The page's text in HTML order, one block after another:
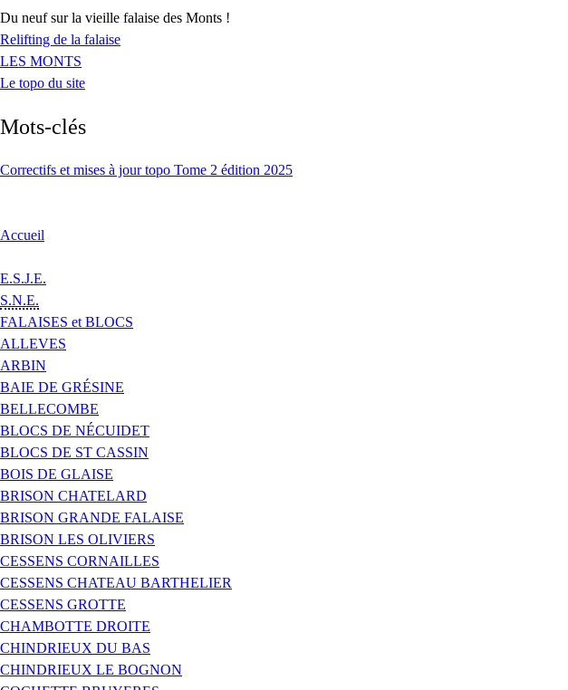
Du neuf sur la vieille falaise des Monts !
Relifting de la falaise
LES MONTS
Le topo du site
Mots-clés
Correctifs et mises à jour topo Tome 2 édition 2025
Accueil
E.S.J.E.
S.N.E.
FALAISES et BLOCS
ALLEVES
ARBIN
BAIE DE GRÉSINE
BELLECOMBE
BLOCS DE NÉCUIDET
BLOCS DE ST CASSIN
BOIS DE GLAISE
BRISON CHATELARD
BRISON GRANDE FALAISE
BRISON LES OLIVIERS
CESSENS CORNAILLES
CESSENS CHATEAU BARTHELIER
CESSENS GROTTE
CHAMBOTTE DROITE
CHINDRIEUX DU BAS
CHINDRIEUX LE BOGNON